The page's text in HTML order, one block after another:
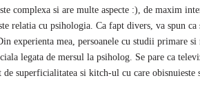
complexa si are multe aspecte :), de maxim
relatia cu psihologia. Ca fapt divers, va spun
experienta mea, persoanele cu studii primare
legata de mersul la psiholog. Se pare ca
superficialitatea si kitch-ul cu care obisnuieste